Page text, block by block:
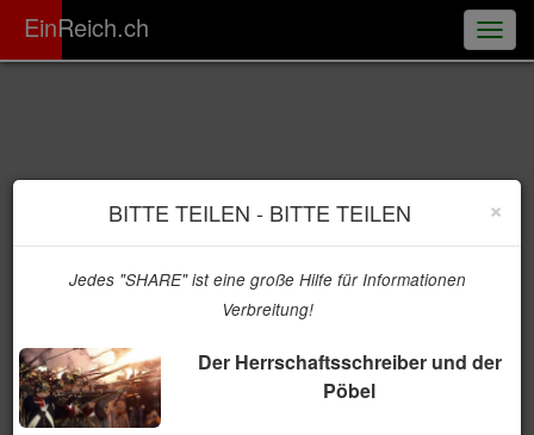
EinReich.ch
ER
×
BITTE TEILEN - BITTE TEILEN
Jedes "SHARE" ist eine große Hilfe für Informationen
Verbreitung!
Der Herrschaftsschreiber und der
Pöbel